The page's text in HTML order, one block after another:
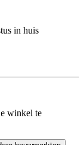
in huis
winkel te